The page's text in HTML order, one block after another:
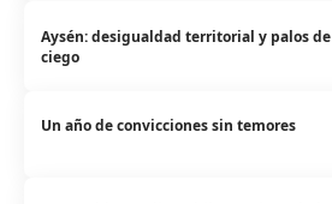
Aysén: desigualdad territorial y palos de
ciego
Un año de convicciones sin temores